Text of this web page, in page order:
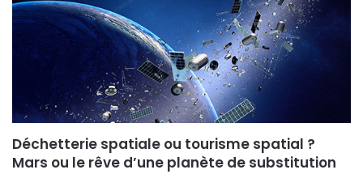
Déchetterie spatiale ou tourisme spatial ?
Mars ou le rêve d’une planète de substitution